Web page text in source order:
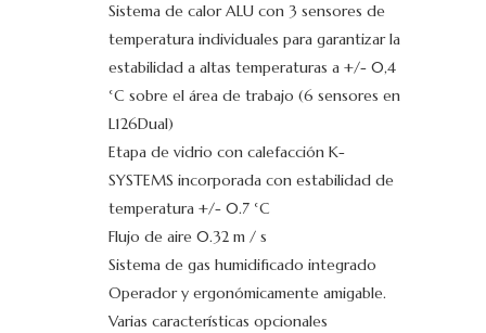
Sistema de calor ALU con 3 sensores de
temperatura individuales para garantizar la
estabilidad a altas temperaturas a +/- 0,4
°C sobre el área de trabajo (6 sensores en
L126Dual)
Etapa de vidrio con calefacción K-
SYSTEMS incorporada con estabilidad de
temperatura +/- 0.7 °C
Flujo de aire 0.32 m / s
Sistema de gas humidificado integrado
Operador y ergonómicamente amigable.
Varias características opcionales